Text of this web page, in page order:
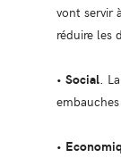
vont servir
réduire les
• Social.
•